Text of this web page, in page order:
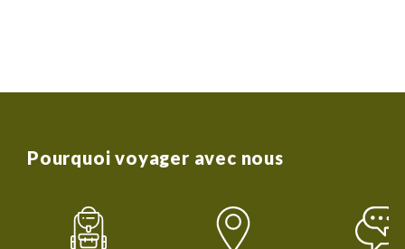
Pourquoi voyager avec nous